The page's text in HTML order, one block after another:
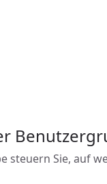
steuern Sie, auf